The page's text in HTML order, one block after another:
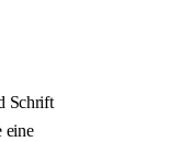
Schrift
eine